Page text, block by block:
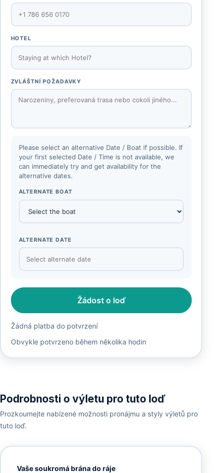
HOTEL
ZVLÁŠTNÍ POŽADAVKY
Please select an alternative Date / Boat if possible. If
your first selected Date / Time is not available, we
can immediately try and get availability for the
alternative dates.
ALTERNATE BOAT
ALTERNATE DATE
Žádost o loď
Žádná platba do potvrzení
Obvykle potvrzeno během několika hodin
Podrobnosti o výletu pro tuto loď
Prozkoumejte nabízené možnosti pronájmu a styly výletů pro
tuto loď.
Vaše soukromá brána do ráje